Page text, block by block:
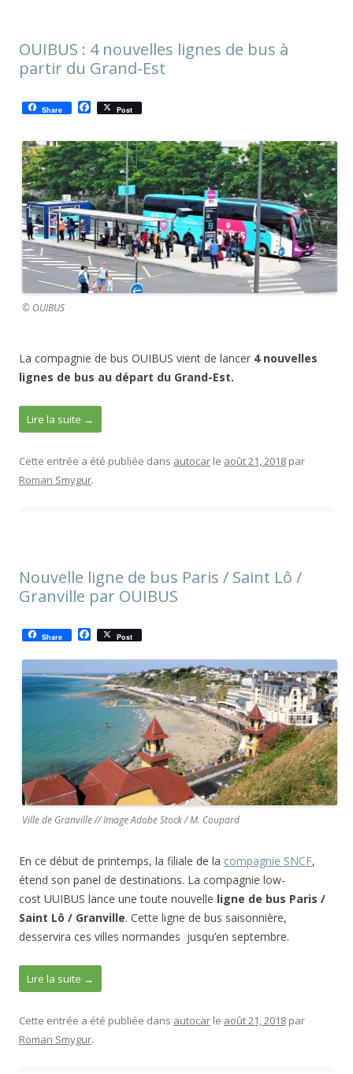
OUIBUS : 4 nouvelles lignes de bus à
partir du Grand-Est
Share
a
e
b
o
o
k
Post
© OUIBUS
La compagnie de bus OUIBUS vient de lancer 4 nouvelles
lignes de bus au départ du Grand-Est.
Lire la suite →
Cette entrée a été publiée dans autocar le août 21, 2018 par
Roman Smygur.
Nouvelle ligne de bus Paris / Saint Lô /
Granville par OUIBUS
Share
a
c
e
b
o
o
Post
Ville de Granville // Image Adobe Stock / M. Coupard
En ce début de printemps, la filiale de la compagnie SNCF,
étend son panel de destinations. La compagnie low-
cost UUIBUS lance une toute nouvelle ligne de bus Paris /
Saint Lô / Granville. Cette ligne de bus saisonnière,
desservira ces villes normandes jusqu’en septembre.
Lire la suite →
Cette entrée a été publiée dans autocar le août 21, 2018 par
Roman Smygur.